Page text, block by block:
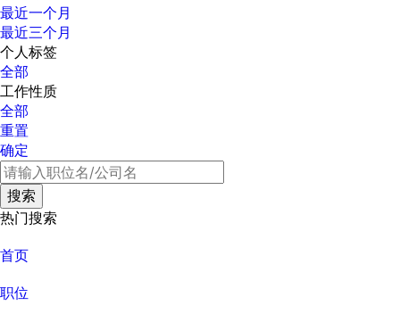
最近一个月
最近三个月
个人标签
全部
工作性质
全部
重置
确定
热门搜索
首页
职位